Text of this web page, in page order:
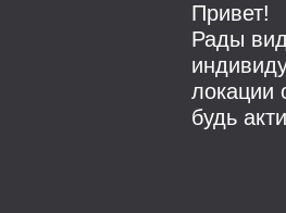
Привет!
Рады
локации
будь